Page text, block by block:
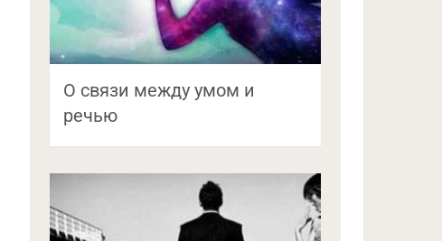
О связи между умом и
речью